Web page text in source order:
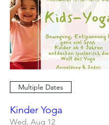
Multiple Dates
Kinder Yoga
Wed, Aug 12